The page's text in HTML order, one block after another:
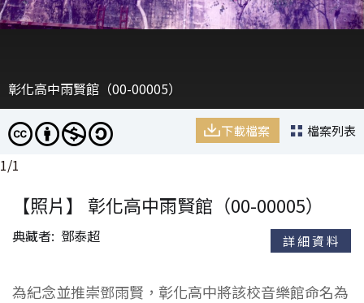
彰化高中雨賢館（00-00005）
下載檔案 檔案列表
1/1
【照片】 彰化高中雨賢館（00-00005）
典藏者 鄧泰超 詳細資料
為紀念並推崇鄧雨賢，彰化高中將該校音樂館命名為